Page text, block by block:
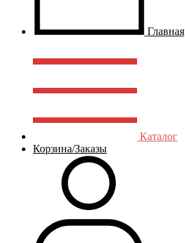
Главная
Каталог
Корзина/Заказы